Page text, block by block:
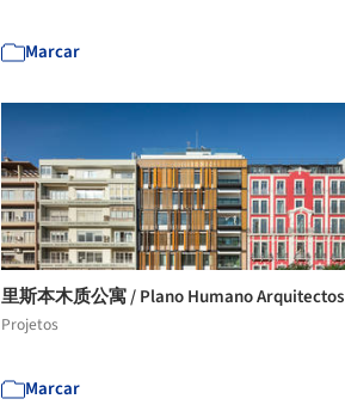
Marcar
里斯本木质公寓 / Plano Humano Arquitectos
Projetos
Marcar